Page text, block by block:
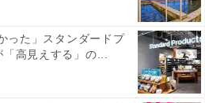
った」スタンダードプ
「高見えする」の...